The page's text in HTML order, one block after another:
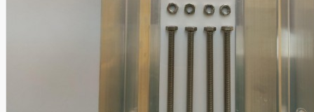
2109963479 - 6937623252